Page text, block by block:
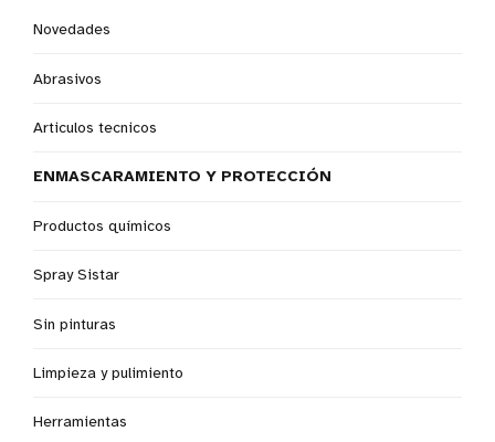
Novedades
Abrasivos
Articulos tecnicos
ENMASCARAMIENTO Y PROTECCIÓN
Productos químicos
Spray Sistar
Sin pinturas
Limpieza y pulimiento
Herramientas